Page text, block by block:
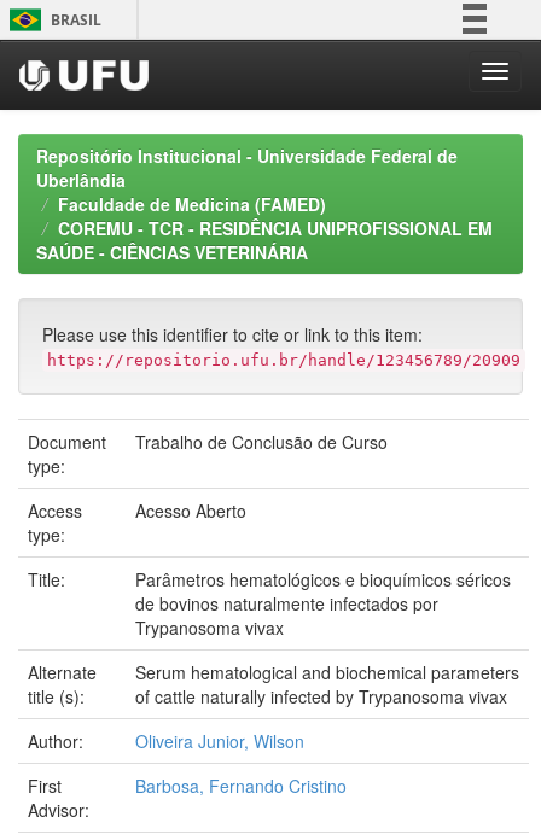
Skip
navigation
BRASIL
Participe
Acesso à informação
Canais
Repositório Institucional - Universidade Federal de
Uberlândia
Faculdade de Medicina (FAMED)
COREMU - TCR - RESIDÊNCIA UNIPROFISSIONAL EM
SAÚDE - CIÊNCIAS VETERINÁRIA
Please use this identifier to cite or link to this item:
https://repositorio.ufu.br/handle/123456789/20909
Document
type:
Trabalho de Conclusão de Curso
Access
type:
Acesso Aberto
Title:
Parâmetros hematológicos e bioquímicos séricos
de bovinos naturalmente infectados por
Trypanosoma vivax
Alternate
title (s):
Serum hematological and biochemical parameters
of cattle naturally infected by Trypanosoma vivax
Author:
Oliveira Junior, Wilson
First
Advisor:
Barbosa, Fernando Cristino